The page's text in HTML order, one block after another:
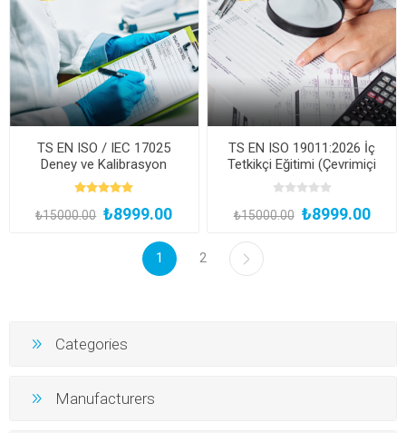
TS EN ISO / IEC 17025
Deney ve Kalibrasyon
Laboratuvarlarının Yetkinliği
için Genel Gereklilikler Eğitimi
(Çevrimiçi Canlı veya
₺15000.00 ₺8999.00
TS EN ISO 19011:2026 İç
Tetkikçi Eğitimi (Çevrimiçi
Canlı veya Kayıttan Hemen
İzle)
₺15000.00 ₺8999.00
1 2
Categories
Manufacturers